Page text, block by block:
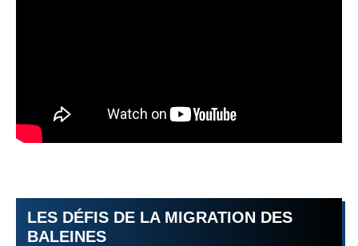
LES DÉFIS DE LA MIGRATION DES
BALEINES